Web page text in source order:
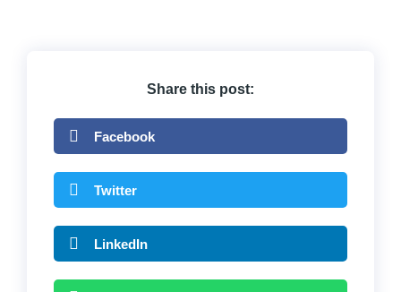
Share this post:
Facebook
Twitter
LinkedIn